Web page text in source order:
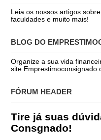
Leia os nossos artigos
faculdades e muito mais!
BLOG DO
Organize a sua vida
site
FÓRUM HEADER
Tire já suas
Consgnado!